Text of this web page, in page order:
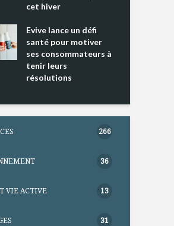
cet hiver
Evive lance un défi
santé pour motiver
ses consommateurs à
tenir leurs
résolutions
266
36
VIE ACTIVE 13
31